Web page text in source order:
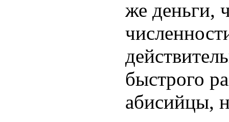
же деньги,
быстрого
абисийцы,